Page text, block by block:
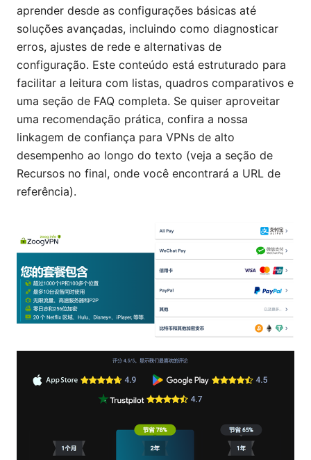
aprender desde as configurações básicas até
soluções avançadas, incluindo como diagnosticar
erros, ajustes de rede e alternativas de
configuração. Este conteúdo está estruturado para
facilitar a leitura com listas, quadros comparativos e
uma seção de FAQ completa. Se quiser aproveitar
uma recomendação prática, confira a nossa
linkagem de confiança para VPNs de alto
desempenho ao longo do texto (veja a seção de
Recursos no final, onde você encontrará a URL de
referência).